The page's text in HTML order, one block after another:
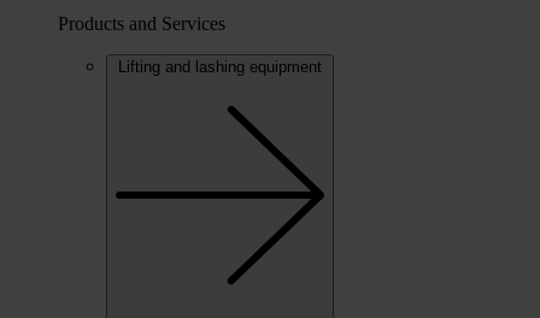
Products and Services
Lifting and lashing equipment